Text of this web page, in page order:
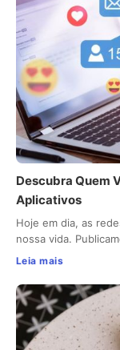
Descubra Quem
Aplicativos
Hoje em dia, as
nossa vida.
Leia mais